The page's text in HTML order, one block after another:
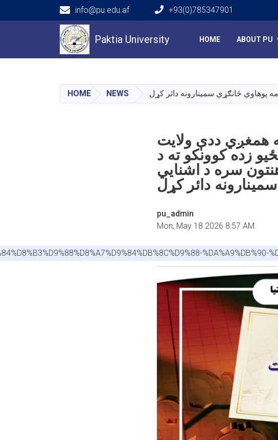
Paktia University
info@pu.edu.af +93(0)785347901
Main navigation
HOME ABOUT PU
HOME NEWS پوهاوي ځانګړي سمینارونه دائر کړل
همغږي ددې ولایت
زده کوونکو ته د
سره د اشنایي
دائر کړل
pu_admin
Mon, May 18 2026 8:57 AM
%DA%A9%DB%90-